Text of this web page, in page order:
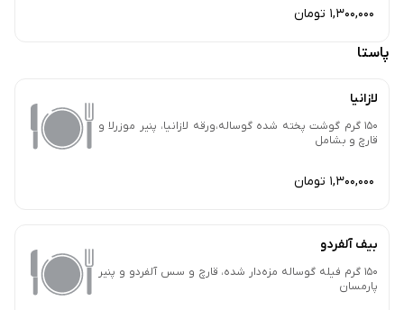
1,300,000 تومان
پاستا
لازانیا
150 گرم گوشت پخته شده گوساله،ورقه لازانیا، پنیر موزرلا و
قارچ و بشامل
1,300,000 تومان
بیف آلفردو
150 گرم فیله گوساله مزه‌دار شده، قارچ و سس آلفردو و پنیر
پارمسان